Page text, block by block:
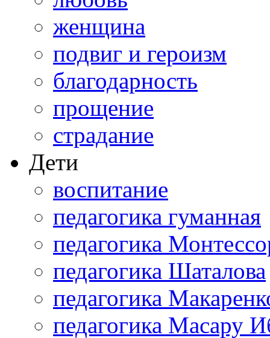
женщина
подвиг и героизм
благодарность
прощение
страдание
Дети
воспитание
педагогика гуманная
педагогика
педагогика Шаталова
педагогика
педагогика Масару